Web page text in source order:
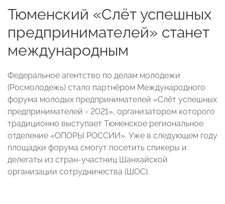
Тюменский «Слёт успешных
предпринимателей» станет
международным
Федеральное агентство по делам молодежи
(Росмолодежь) стало партнёром Международного
форума молодых предпринимателей «Слёт успешных
предпринимателей - 2021», организатором которого
традиционно выступает Тюменское региональное
отделение «ОПОРЫ РОССИИ». Уже в следующем году
площадки форума смогут посетить спикеры и
делегаты из стран-участниц Шанхайской
организации сотрудничества (ШОС).